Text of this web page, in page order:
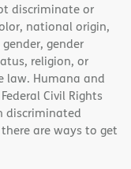
discriminate or
national origin,
gender
religion, or
law. Humana and
Civil Rights
discriminated
are ways to get